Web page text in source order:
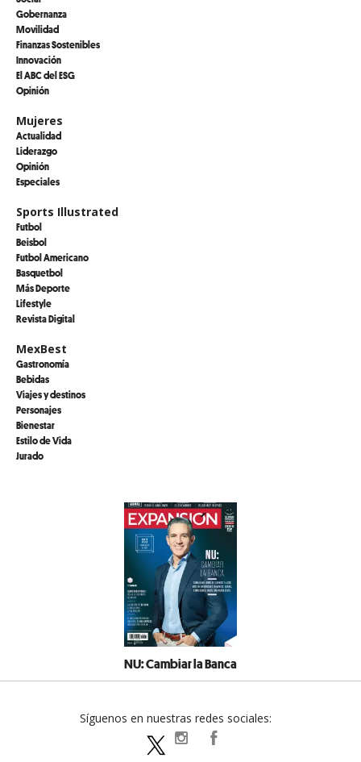
Gobernanza
Movilidad
Finanzas Sostenibles
Innovación
El ABC del ESG
Opinión
Mujeres
Actualidad
Liderazgo
Opinión
Especiales
Sports Illustrated
Futbol
Beisbol
Futbol Americano
Basquetbol
Más Deporte
Lifestyle
Revista Digital
MexBest
Gastronomía
Bebidas
Viajes y destinos
Personajes
Bienestar
Estilo de Vida
Jurado
NU: Cambiar la Banca
Síguenos en nuestras redes sociales:
expansionpolitica